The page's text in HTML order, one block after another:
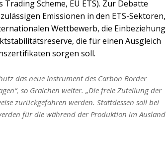
Trading Scheme, EU ETS). Zur Debatte
Emissionen in den ETS-Sektoren,
Wettbewerb, die Einbeziehung
die für einen Ausgleich
sorgen soll.
das neue Instrument des Carbon Border
so Graichen weiter. „Die freie Zuteilung der
zurückgefahren werden. Stattdessen soll bei
für die während der Produktion im Ausland